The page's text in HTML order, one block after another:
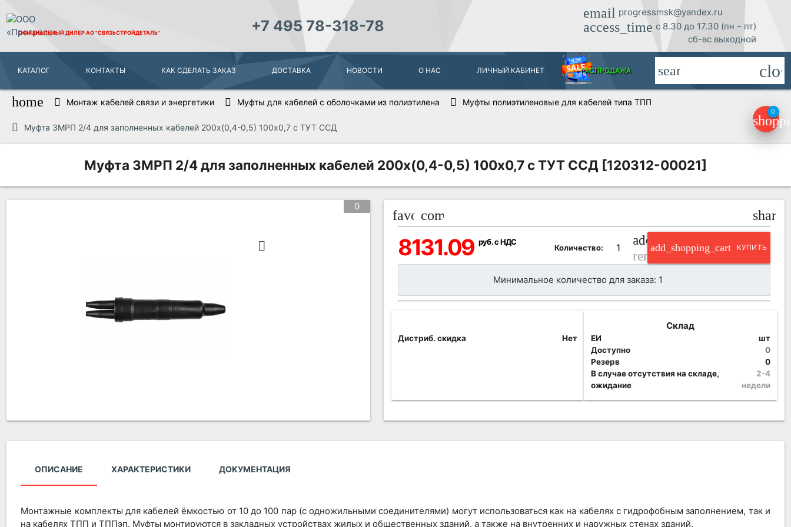
ОФИЦИАЛЬНЫЙ ДИЛЕРАО "СВЯЗЬСТРОЙДЕТАЛЬ" +7 495 78-318-78
email progressmsk@yandex.ru
access_time с 8.30 до 17.30 (пн – пт)
сб-вс выходной
КАТАЛОГ КОНТАКТЫ КАК СДЕЛАТЬ ЗАКАЗ ДОСТАВКА НОВОСТИ О НАС ЛИЧНЫЙ КАБИНЕТ РАСПРОДАЖА search
0
home Монтаж кабелей связи и энергетики Муфты для кабелей с оболочками из полиэтилена Муфты полиэтиленовые для кабелей типа ТПП
Муфта 3МРП 2/4 для заполненных кабелей 200х(0,4-0,5) 100х0,7 с ТУТ ССД
Муфта 3МРП 2/4 для заполненных кабелей 200х(0,4-0,5) 100х0,7 с ТУТ ССД [120312-00021]
0
favorite_border
compare_arrows share
8131.09 руб. с НДС
Количество:
add_circle_outline
remove_circle_outline
add_shopping_cart КУПИТЬ
Минимальное количество для заказа: 1
Дистриб. скидка Нет
Склад
ЕИ
шт
Доступно
0
Резерв
0
В случае отсутствия на складе,
ожидание
2-4
недели
ОПИСАНИЕ ХАРАКТЕРИСТИКИ ДОКУМЕНТАЦИЯ
Монтажные комплекты для кабелей ёмкостью от 10 до 100 пар (с одножильными соединителями) могут использоваться как на кабелях с гидрофобным заполнением, так и
на кабелях ТПП и ТППэп. Муфты монтируются в закладных устройствах жилых и общественных зданий, а также на внутренних и наружных стенах зданий.